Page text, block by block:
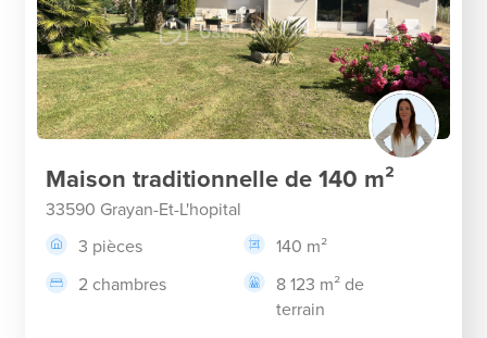
Maison traditionnelle de 140 m²
33590 Grayan-Et-L'hopital
3 pièces
140 m²
2 chambres
8 123 m² de
terrain